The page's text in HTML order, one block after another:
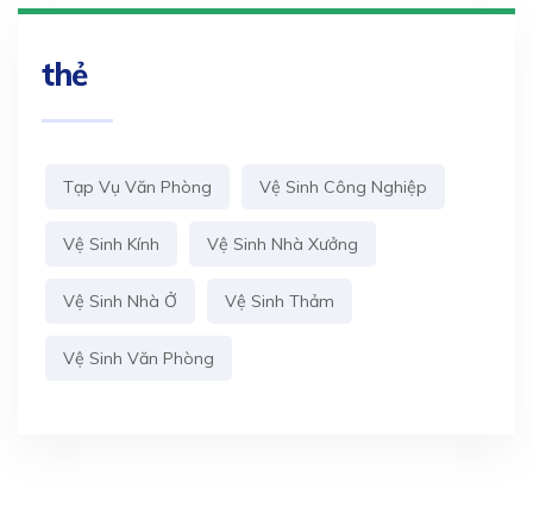
thẻ
Tạp Vụ Văn Phòng Vệ Sinh Công Nghiệp
Vệ Sinh Kính Vệ Sinh Nhà Xưởng
Vệ Sinh Nhà Ở Vệ Sinh Thảm
Vệ Sinh Văn Phòng